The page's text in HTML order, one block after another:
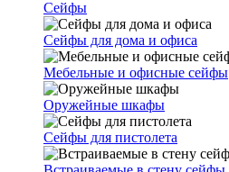
Сейфы
Сейфы для дома и офиса
Мебельные и офисные сейфы
Оружейные шкафы
Сейфы для пистолета